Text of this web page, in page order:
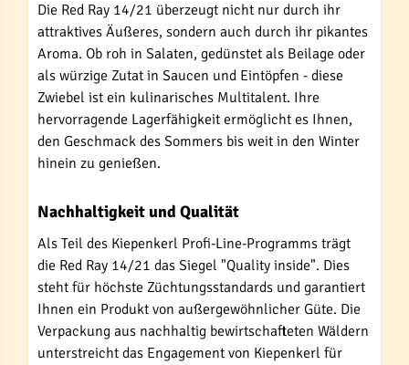
Die Red Ray 14/21 überzeugt nicht nur durch ihr
attraktives Äußeres, sondern auch durch ihr pikantes
Aroma. Ob roh in Salaten, gedünstet als Beilage oder
als würzige Zutat in Saucen und Eintöpfen - diese
Zwiebel ist ein kulinarisches Multitalent. Ihre
hervorragende Lagerfähigkeit ermöglicht es Ihnen,
den Geschmack des Sommers bis weit in den Winter
hinein zu genießen.
Nachhaltigkeit und Qualität
Als Teil des Kiepenkerl Profi-Line-Programms trägt
die Red Ray 14/21 das Siegel "Quality inside". Dies
steht für höchste Züchtungsstandards und garantiert
Ihnen ein Produkt von außergewöhnlicher Güte. Die
Verpackung aus nachhaltig bewirtschafteten Wäldern
unterstreicht das Engagement von Kiepenkerl für